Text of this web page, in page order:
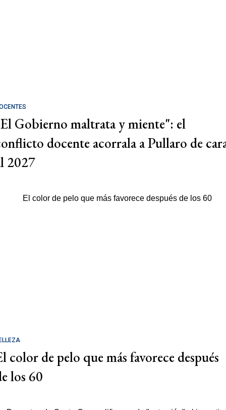
Gobierno maltrata y miente": el
docente acorrala a Pullaro de
2027
color de pelo que más favorece después
los 60